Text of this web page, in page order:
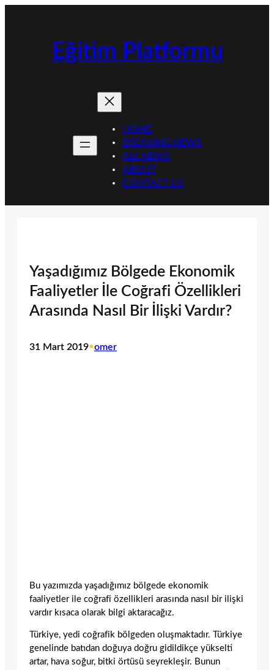
Eğitim Platformu
HOME
BREAKING NEWS
ALL NEWS
ABOUT
CONTACT US
Yaşadığımız Bölgede Ekonomik
Faaliyetler İle Coğrafi Özellikleri
Arasında Nasıl Bir İlişki Vardır?
31 Mart 2019•omer
Bu yazımızda yaşadığımız bölgede ekonomik
faaliyetler ile coğrafi özellikleri arasında nasıl bir ilişki
vardır kısaca olarak bilgi aktaracağız.
Türkiye, yedi coğrafik bölgeden oluşmaktadır. Türkiye
genelinde batıdan doğuya doğru gidildikçe yükselti
artar, hava soğur, bitki örtüsü seyrekleşir. Bunun